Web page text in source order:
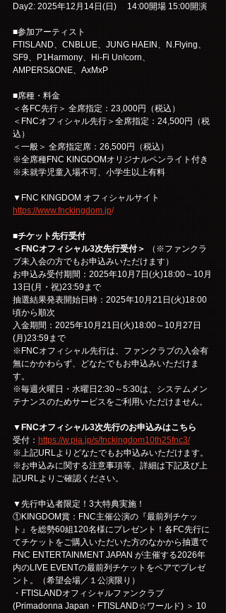
Day2: 2025年12月14日(日)　 14:00開場 15:00開演
■参加アーティスト
FTISLAND、CNBLUE、JUNG HAEIN、N.Flying、
SF9、P1Harmony、Hi-Fi Un!corn、
AMPERS&ONE、AxMxP
■席種・料金
＜各FC先行＞ 全席指定：23,000円（税込）
＜FNCオフィシャル先行＞全席指定：24,500円（税
込）
＜一般＞ 全席指定席：26,500円（税込）
※全席種FNC KINGDOMオリジナルペンライト付き
※未就学児童入場不可、小学生以上有料
▼FNC KINGDOM オフィシャルサイト
https://www.fnckingdom.jp/
■チケット先行受付
＜FNCオフィシャル3次先行受付＞
（※ファンクラ
ブ未入会の方でもお申込みいただけます）
お申込み受付期間：2025年10月7日(火)18:00～10月
13日(月・祝)23:59まで
抽選結果発表開始日時：2025年10月21日(火)18:00
頃から順次
入金期間：2025年10月21日(火)18:00～10月27日
(月)23:59まで
※FNCオフィシャル先行は、ファンクラブの入会有
無にかかわらず、どなたでもお申込みいただけま
す。
※毎週火曜日・水曜日2:30～5:30は、システムメン
テナンスのためサービスをご利用いただけません。
▼FNCオフィシャル3次先行のお申込みはこちら
受付： https://w.pia.jp/s/fnckingdom10th25fnc3/
※上記URLよりどなたでもお申込みいただけます。
※お申込みに関する注意事項等、詳細は下記及び上
記URLよりご確認ください。
▼先行申込者限定！3大特典実施！
①KINGDOM賞：FNC主催公演の『最前列チケッ
ト』を総勢60組120名様にプレゼント！各FC先行に
てチケットをご購入いただいた方のなかから抽選で
FNC ENTERTAINMENT JAPAN が主催する2026年
内のLIVE EVENTの最前列チケットをペアでプレゼ
ント。（希望会場／１公演限り）
・FTISLANDオフィシャルファンクラブ
(Primadonna Japan・FTISLAND☆ワールド) ＞ 10